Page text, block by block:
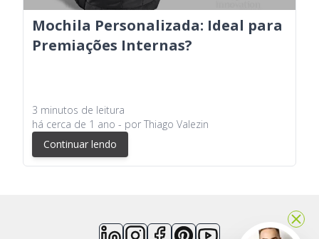
Mochila Personalizada: Ideal para
Premiações Internas?
3 minutos de leitura
há cerca de 1 ano - por Thiago Valezin
Continuar lendo